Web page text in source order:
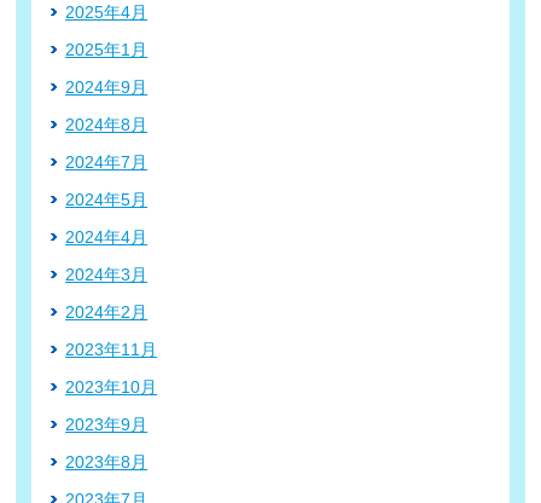
2025年4月
2025年1月
2024年9月
2024年8月
2024年7月
2024年5月
2024年4月
2024年3月
2024年2月
2023年11月
2023年10月
2023年9月
2023年8月
2023年7月